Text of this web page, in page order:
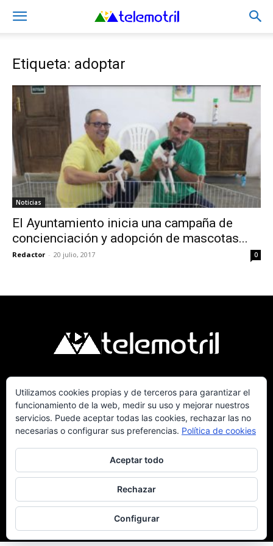
Etiqueta: adoptar
Noticias
El Ayuntamiento inicia una campaña de
concienciación y adopción de mascotas...
Redactor - 20 julio, 2017 0
Telemotril, la Televisión Digital de la Costa
Tropical de Granada. Siguenos en Fm a traves del
107.7 en OndaSur Motril.
Política de cookies Más información sobre las cookies Contacto
Utilizamos cookies propias y de terceros para garantizar el
funcionamiento de la web, medir su uso y mejorar nuestros
servicios. Puede aceptar todas las cookies, rechazar las no
necesarias o configurar sus preferencias. Política de cookies
Aceptar todo
Rechazar
Configurar